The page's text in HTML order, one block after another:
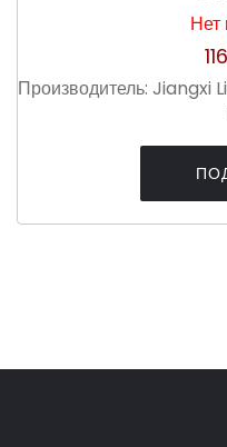
Нет
Производитель: Jiangxi